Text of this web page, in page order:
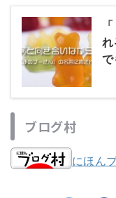
れ
で
ブログ村
にほん